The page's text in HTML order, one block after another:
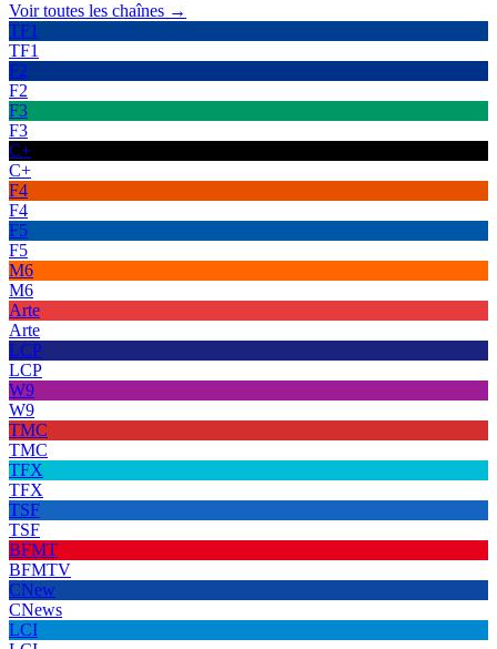
Voir toutes les chaînes →
TF1
TF1
F2
F2
F3
F3
C+
C+
F4
F4
F5
F5
M6
M6
Arte
Arte
LCP
LCP
W9
W9
TMC
TMC
TFX
TFX
TSF
TSF
BFMT
BFMTV
CNew
CNews
LCI